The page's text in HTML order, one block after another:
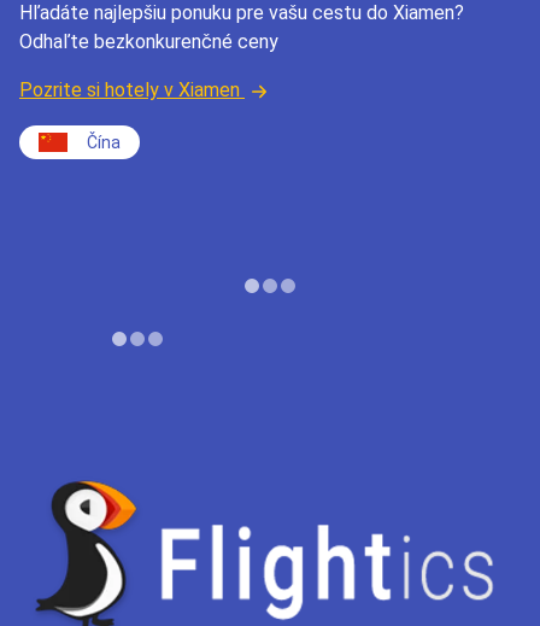
Hľadáte najlepšiu ponuku pre vašu cestu do Xiamen?
Odhaľte bezkonkurenčné ceny
Pozrite si hotely v Xiamen
Čína